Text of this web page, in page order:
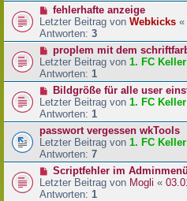
fehlerhafte anzeige
Letzter Beitrag von Webkicks «
Antworten: 3
proplem mit dem
Letzter Beitrag von 1. FC Keller
Antworten: 1
Bildgröße für alle user
Letzter Beitrag von 1. FC Keller
Antworten: 1
passwort vergessen wkTools
Letzter Beitrag von 1. FC Keller
Antworten: 7
Scriptfehler im Adminmenü
Letzter Beitrag von Mogli «
Antworten: 1